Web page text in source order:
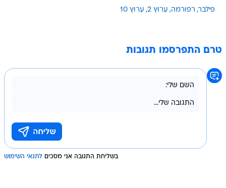
פילבר רפורמה ערוץ 2 ערוץ 10
טרם התפרסמו תגובות
בשליחת התגובה אני מסכים לתנאי השימוש